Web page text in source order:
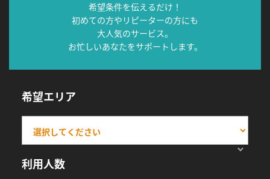
希望条件を伝えるだけ！
初めての方やリピーターの方にも
大人気のサービス。
お忙しいあなたをサポートします。
希望エリア
利用人数